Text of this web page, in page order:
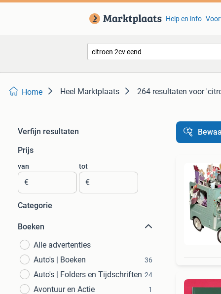
Help en info
Home Heel Marktplaats 264 resultaten voor
Verfijn resultaten
Prijs
van
€
tot
€
Categorie
Boeken
Alle advertenties
Auto's | Boeken
36
Auto's | Folders en Tijdschriften 24
Avontuur en Actie 1